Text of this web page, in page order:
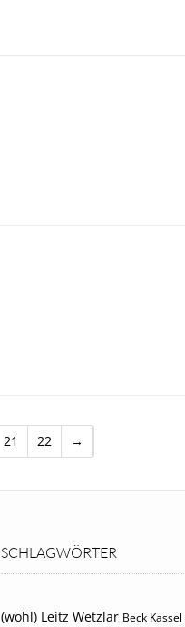
21 22 →
SCHLAGWÖRTER
(wohl) Leitz Wetzlar Beck Kassel